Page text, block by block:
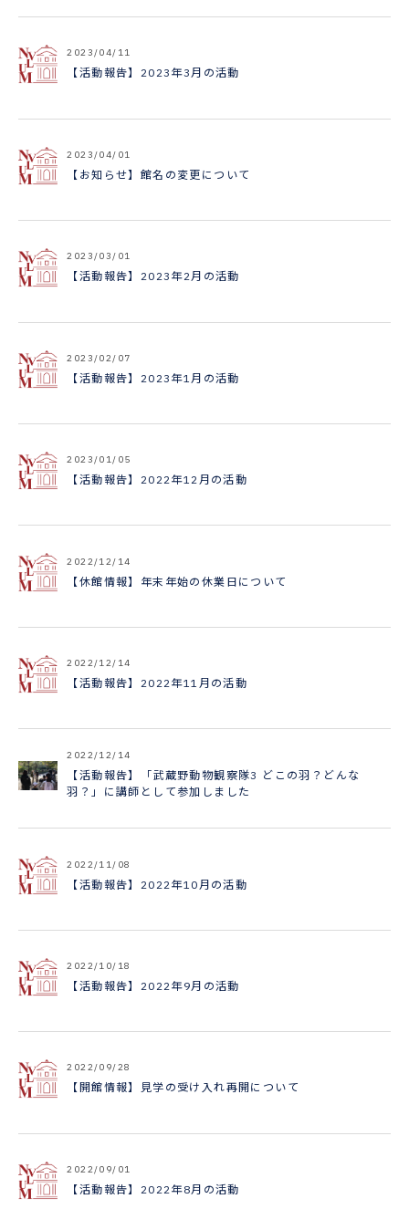
2023/04/11
【活動報告】2023年3月の活動
2023/04/01
【お知らせ】館名の変更について
2023/03/01
【活動報告】2023年2月の活動
2023/02/07
【活動報告】2023年1月の活動
2023/01/05
【活動報告】2022年12月の活動
2022/12/14
【休館情報】年末年始の休業日について
2022/12/14
【活動報告】2022年11月の活動
2022/12/14
【活動報告】「武蔵野動物観察隊3 どこの羽？どんな
羽？」に講師として参加しました
2022/11/08
【活動報告】2022年10月の活動
2022/10/18
【活動報告】2022年9月の活動
2022/09/28
【開館情報】見学の受け入れ再開について
2022/09/01
【活動報告】2022年8月の活動